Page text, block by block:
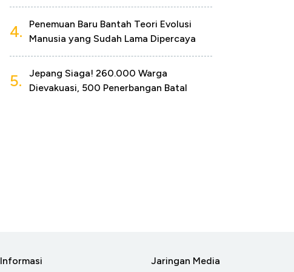
4.
Penemuan Baru Bantah Teori Evolusi
Manusia yang Sudah Lama Dipercaya
5.
Jepang Siaga! 260.000 Warga
Dievakuasi, 500 Penerbangan Batal
Informasi Jaringan Media